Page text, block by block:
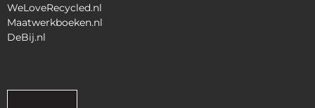
WeLoveRecycled.nl
Maatwerkboeken.nl
DeBij.nl